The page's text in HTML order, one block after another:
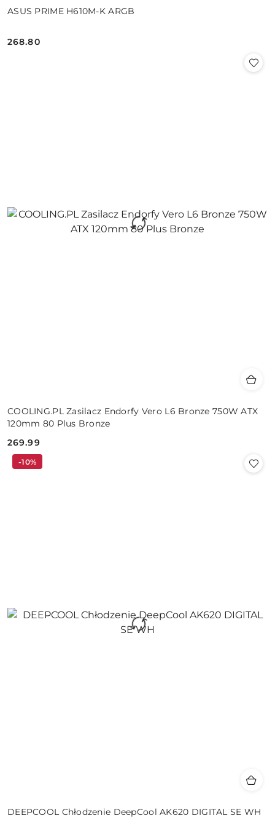
ASUS PRIME H610M-K ARGB
Cena:
268.80
COOLING.PL Zasilacz Endorfy Vero L6 Bronze 750W ATX
120mm 80 Plus Bronze
Cena:
269.99
DEEPCOOL Chłodzenie DeepCool AK620 DIGITAL SE WH
-10%